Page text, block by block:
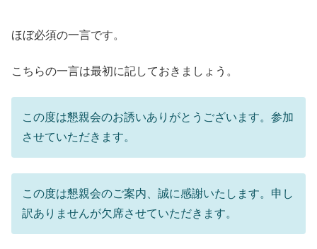
ほぼ必須の一言です。
こちらの一言は最初に記しておきましょう。
この度は懇親会のお誘いありがとうございます。参加
させていただきます。
この度は懇親会のご案内、誠に感謝いたします。申し
訳ありませんが欠席させていただきます。